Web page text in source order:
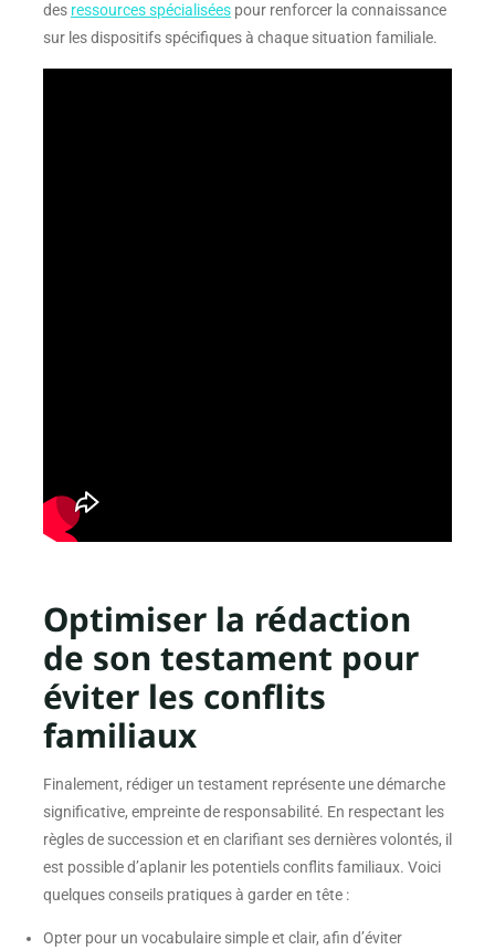
des ressources spécialiséespour renforcer la connaissance
sur les dispositifs spécifiques à chaque situation familiale.
Optimiser la rédaction
de son testament pour
éviter les conflits
familiaux
Finalement, rédiger un testament représente une démarche
significative, empreinte de responsabilité. En respectant les
règles de succession et en clarifiant ses dernières volontés, il
est possible d’aplanir les potentiels conflits familiaux. Voici
quelques conseils pratiques à garder en tête :
Opter pour un vocabulaire simple et clair, afin d’éviter